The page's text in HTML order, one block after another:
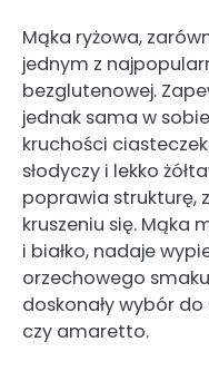
Mąka ryżowa,
jednym z
bezglutenowej.
jednak sama w
kruchości
słodyczy i lekko
poprawia strukturę,
kruszeniu się. Mąka
i białko, nadaje
orzechowego
doskonały wybór
czy amaretto.